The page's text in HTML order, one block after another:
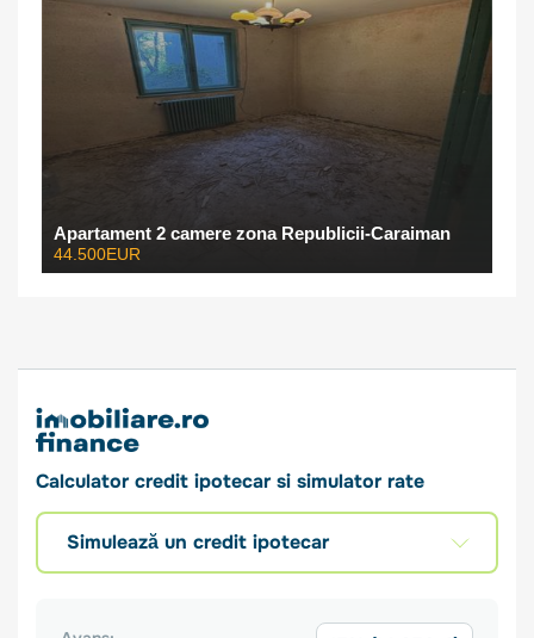
Apartament 2 camere zona Republicii-Caraiman
44.500EUR